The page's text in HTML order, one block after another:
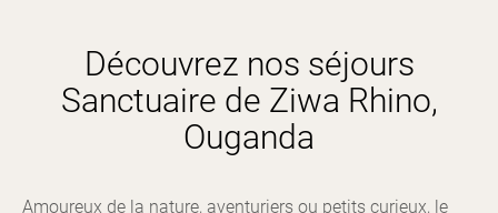
Découvrez nos séjours
Sanctuaire de Ziwa Rhino,
Ouganda
Amoureux de la nature, aventuriers ou petits curieux, le